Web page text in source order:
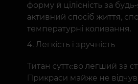
форму й цілісність за
активний спосіб життя,
температурні коливання.
Легкість і зручність
Титан суттєво легший за
Прикраси майже не